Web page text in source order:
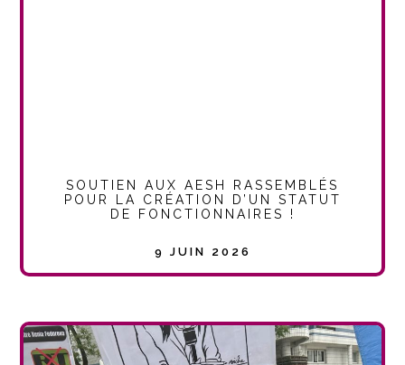
SOUTIEN AUX AESH RASSEMBLÉS
POUR LA CRÉATION D’UN STATUT
DE FONCTIONNAIRES !
9 JUIN 2026